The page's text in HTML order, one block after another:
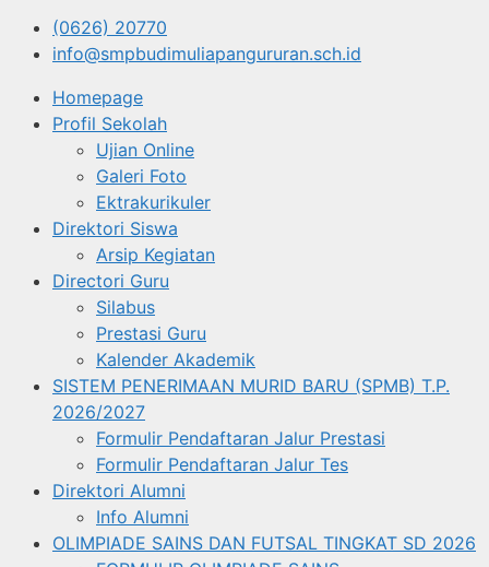
(0626) 20770
info@smpbudimuliapangururan.sch.id
Homepage
Profil Sekolah
Ujian Online
Galeri Foto
Ektrakurikuler
Direktori Siswa
Arsip Kegiatan
Directori Guru
Silabus
Prestasi Guru
Kalender Akademik
SISTEM PENERIMAAN MURID BARU (SPMB) T.P.
2026/2027
Formulir Pendaftaran Jalur Prestasi
Formulir Pendaftaran Jalur Tes
Direktori Alumni
Info Alumni
OLIMPIADE SAINS DAN FUTSAL TINGKAT SD 2026